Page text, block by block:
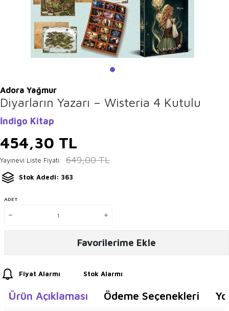
Adora Yağmur
Diyarların Yazarı – Wisteria 4 Kutulu
İndigo Kitap
454,30 TL
Yayınevi Liste Fiyatı: 649,00TL
Stok Adedi: 363
ADET
Favorilerime Ekle
Fiyat Alarmı Stok Alarmı
Ürün Açıklaması Ödeme Seçenekleri